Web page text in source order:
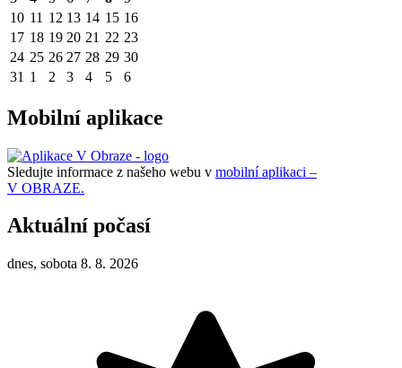
10 11 12 13 14 15 16
17 18 19 20 21 22 23
24 25 26 27 28 29 30
31 1 2 3 4 5 6
Mobilní aplikace
Sledujte informace z našeho webu v mobilní aplikaci –
V OBRAZE.
Aktuální počasí
dnes, sobota 8. 8. 2026